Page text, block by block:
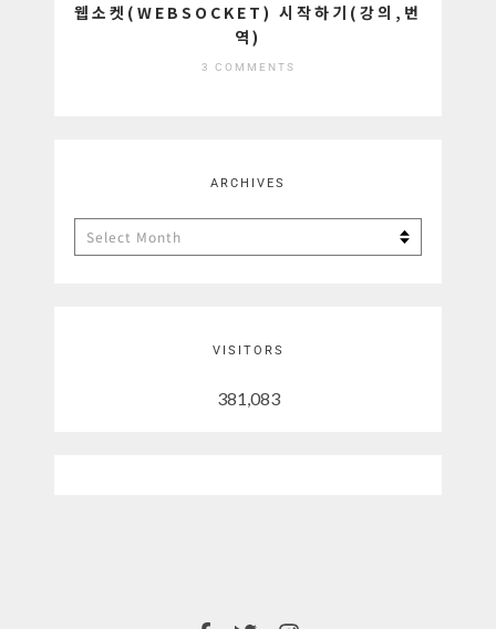
웹소켓(WEBSOCKET) 시작하기(강의,번
역)
3 COMMENTS
ARCHIVES
Archives
VISITORS
381,083